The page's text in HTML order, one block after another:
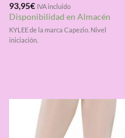
Valorado
con4.25
93,95€ IVA incluido
Disponibilidad en Almacén
KYLEE de la marca Capezio. Nivel
iniciación.